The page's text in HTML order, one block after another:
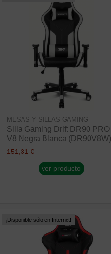
MESAS Y SILLAS GAMING
Silla Gaming Drift DR90 PRO
V8 Negra Blanca (DR90V8W)
151,31 €
ver producto
¡Disponible sólo en Internet!